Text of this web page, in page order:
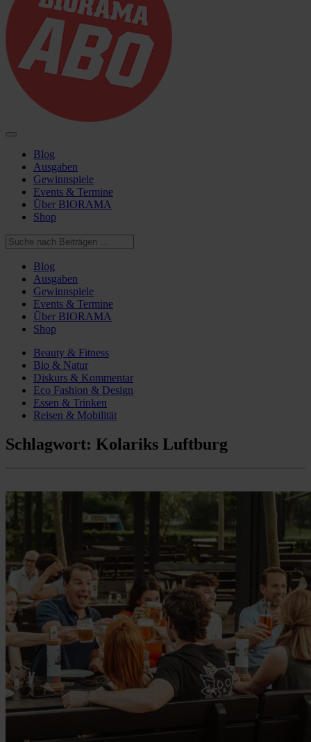
Blog
Ausgaben
Gewinnspiele
Events & Termine
Über BIORAMA
Shop
Blog
Ausgaben
Gewinnspiele
Events & Termine
Über BIORAMA
Shop
Beauty & Fitness
Bio & Natur
Diskurs & Kommentar
Eco Fashion & Design
Essen & Trinken
Reisen & Mobilität
Schlagwort: Kolariks Luftburg